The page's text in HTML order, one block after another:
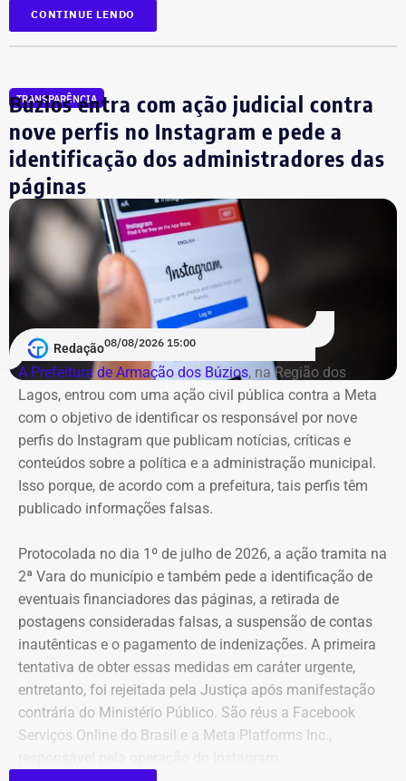
D300, ano 2023, declarado por R$ 330 mil. Também
aparecem na lista cerca de R$ 177 mil em aplicações e
CONTINUE LENDO
TRANSPARÊNCIA
Búzios entra com ação judicial contra
nove perfis no Instagram e pede a
identificação dos administradores das
páginas
Redação08/08/2026 15:00
A Prefeitura de Armação dos Búzios, na Região dos
Lagos, entrou com uma ação civil pública contra a Meta
com o objetivo de identificar os responsável por nove
perfis do Instagram que publicam notícias, críticas e
conteúdos sobre a política e a administração municipal.
Isso porque, de acordo com a prefeitura, tais perfis têm
publicado informações falsas.
Protocolada no dia 1º de julho de 2026, a ação tramita na
2ª Vara do município e também pede a identificação de
eventuais financiadores das páginas, a retirada de
postagens consideradas falsas, a suspensão de contas
inautênticas e o pagamento de indenizações. A primeira
tentativa de obter essas medidas em caráter urgente,
entretanto, foi rejeitada pela Justiça após manifestação
contrária do Ministério Público. São réus a Facebook
Serviços Online do Brasil e a Meta Platforms Inc.,